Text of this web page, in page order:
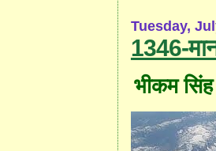
Tuesday,
1346-
भीकम सिंह